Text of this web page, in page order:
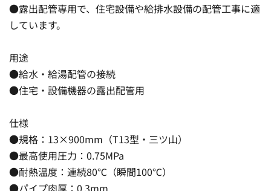
●露出配管専用で、住宅設備や給排水設備の配管工事に適
しています。
用途
●給水・給湯配管の接続
●住宅・設備機器の露出配管用
仕様
●規格：13×900mm（T13型・三ツ山）
●最高使用圧力：0.75MPa
●耐熱温度：連続80℃（瞬間100℃）
●パイプ肉厚：0.3mm